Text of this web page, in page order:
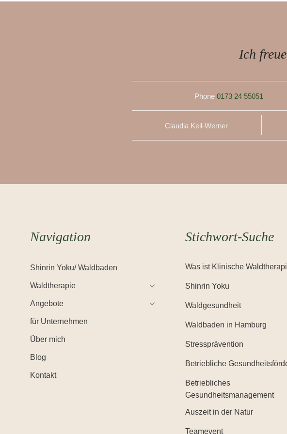
Ich
Phone 0173 24 55051
Claudia Keil-Werner
Navigation
Shinrin Yoku/ Waldbaden
Waldtherapie
Angebote
für Unternehmen
Über mich
Blog
Kontakt
Stichwort-Suche
Was ist Klinische
Shinrin Yoku
Waldgesundheit
Waldbaden in Hamburg
Stressprävention
Betriebliche
Betriebliches
Gesundheitsmanagement
Auszeit in der Natur
Teamevent